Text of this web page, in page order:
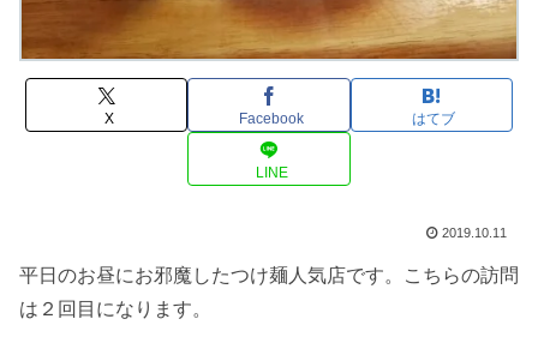
X Facebook はてブ
LINE
2019.10.11
平日のお昼にお邪魔したつけ麺人気店です。こちらの訪問
は２回目になります。